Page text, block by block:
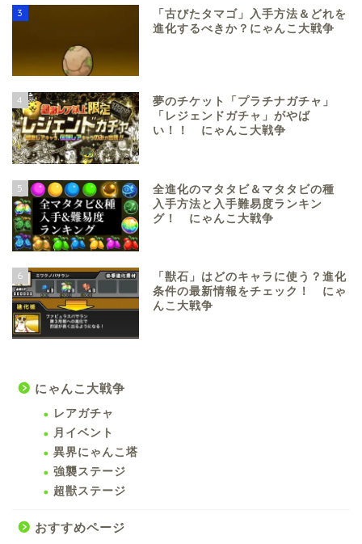
3
「古びたタマゴ」入手方法＆どれを
進化するべきか？にゃんこ大戦争
4
夢のチケット「プラチナガチャ」
「レジェンドガチャ」がやば
い！！ にゃんこ大戦争
5
全進化のマタタビ＆マタタビの種
入手方法と入手難易度ランキン
グ！ にゃんこ大戦争
6
「獣石」はどのキャラに使う？進化
条件の最新情報をチェック！ にゃ
んこ大戦争
にゃんこ大戦争
レアガチャ
月イベント
異界にゃんこ塔
強襲ステージ
超獣ステージ
おすすめページ